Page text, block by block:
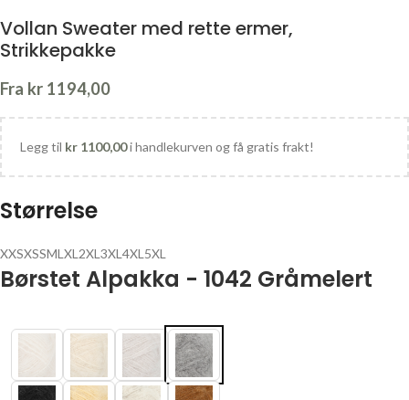
Vollan Sweater med rette ermer,
Strikkepakke
Fra kr 1194,00
Legg til kr 1100,00i handlekurven og få gratis frakt!
Størrelse
XXSXSSML XL 2XL 3XL 4XL 5XL
Børstet Alpakka - 1042 Gråmelert